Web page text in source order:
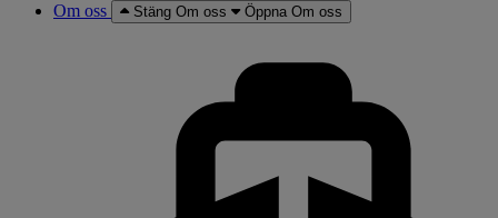
Om oss
Stäng Om oss Öppna Om oss